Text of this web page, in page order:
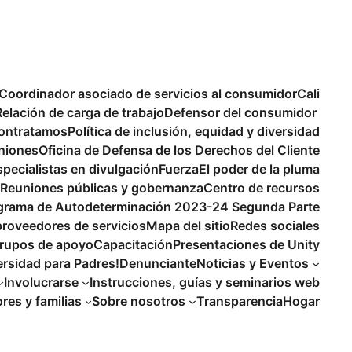
asociado de servicios al consumidorCali
de carga de trabajoDefensor del consumidor
Política de inclusión, equidad y diversidad
Oficina de Defensa de los Derechos del Cliente
en divulgaciónFuerzaEl poder de la pluma
Reuniones públicas y gobernanzaCentro de recursos
de Autodeterminación 2023-24 Segunda Parte
de serviciosMapa del sitioRedes sociales
de apoyoCapacitaciónPresentaciones de Unity
para Padres!DenuncianteNoticias y Eventos
Involucrarse
Instrucciones, guías y seminarios web
y familias
Sobre nosotros TransparenciaHogar